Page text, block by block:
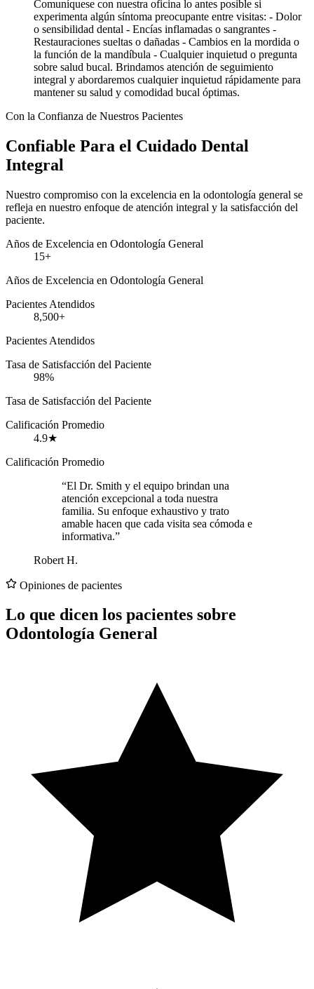
Comuníquese con nuestra oficina lo antes posible si
experimenta algún síntoma preocupante entre visitas: - Dolor
o sensibilidad dental - Encías inflamadas o sangrantes -
Restauraciones sueltas o dañadas - Cambios en la mordida o
la función de la mandíbula - Cualquier inquietud o pregunta
sobre salud bucal. Brindamos atención de seguimiento
integral y abordaremos cualquier inquietud rápidamente para
mantener su salud y comodidad bucal óptimas.
Con la Confianza de Nuestros Pacientes
Confiable Para el Cuidado Dental
Integral
Nuestro compromiso con la excelencia en la odontología general se
refleja en nuestro enfoque de atención integral y la satisfacción del
paciente.
Años de Excelencia en Odontología General
15+
Años de Excelencia en Odontología General
Pacientes Atendidos
8,500+
Pacientes Atendidos
Tasa de Satisfacción del Paciente
98%
Tasa de Satisfacción del Paciente
Calificación Promedio
4.9★
Calificación Promedio
“El Dr. Smith y el equipo brindan una
atención excepcional a toda nuestra
familia. Su enfoque exhaustivo y trato
amable hacen que cada visita sea cómoda e
informativa.”
Robert H.
Opiniones de pacientes
Lo que dicen los pacientes sobre
Odontología General